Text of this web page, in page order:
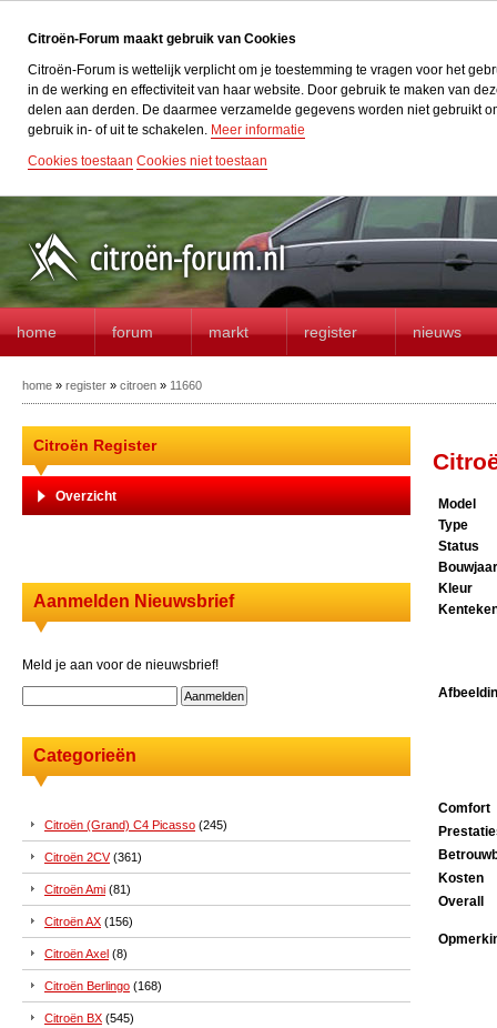
Citroën-Forum maakt gebruik van Cookies
Citroën-Forum is wettelijk verplicht om je toestemming te vragen voor het
in de werking en effectiviteit van haar website. Door gebruik te maken van
delen aan derden. De daarmee verzamelde gegevens worden niet gebruikt
gebruik in- of uit te schakelen. Meer informatie
Cookies toestaan Cookies niet toestaan
home forum markt register nieuws
home » register » citroen » 11660
Citroën Register
Overzicht
Aanmelden Nieuwsbrief
Meld je aan voor de nieuwsbrief!
Categorieën
Citroën (Grand) C4 Picasso (245)
Citroën 2CV(361)
Citroën Ami (81)
Citroën AX (156)
Citroën Axel (8)
Citroën Berlingo (168)
Citroën BX (545)
Model
Type
Status
Bouwjaar
Kleur
Comfort
Kosten
Overall